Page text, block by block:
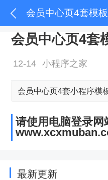
会员中心页4套模板
会员中心页4套
12-14 小程序之家
会员中心页4套小程序模
请使用电脑登录网
最新更新